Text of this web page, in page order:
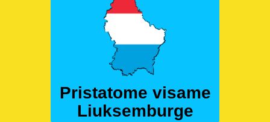
Pristatome visame
Liuksemburge